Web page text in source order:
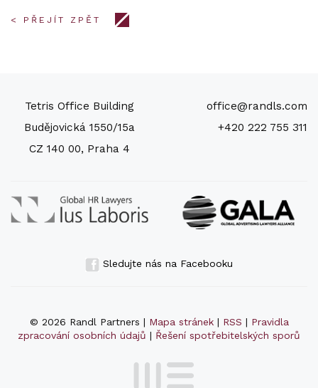
< PŘEJÍT ZPĚT
Tetris Office Building
Budějovická 1550/15a
CZ 140 00, Praha 4
office@randls.com
+420 222 755 311
Sledujte nás na Facebooku
© 2026 Randl Partners | Mapa stránek| RSS | Pravidla
zpracování osobních údajů | Řešení spotřebitelských sporů